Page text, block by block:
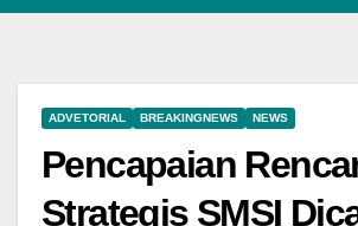
ADVETORIAL BREAKINGNEWS NEWS
Pencapaian
Strategis SMSI